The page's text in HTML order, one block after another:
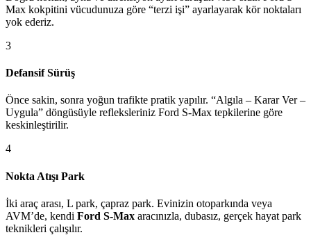
Max kokpitini vücudunuza göre “terzi işi” ayarlayarak kör noktaları
yok ederiz.
3
Defansif Sürüş
Önce sakin, sonra yoğun trafikte pratik yapılır. “Algıla – Karar Ver –
Uygula” döngüsüyle refleksleriniz Ford S-Max tepkilerine göre
keskinleştirilir.
4
Nokta Atışı Park
İki araç arası, L park, çapraz park. Evinizin otoparkında veya
AVM’de, kendi Ford S-Max aracınızla, dubasız, gerçek hayat park
teknikleri çalışılır.